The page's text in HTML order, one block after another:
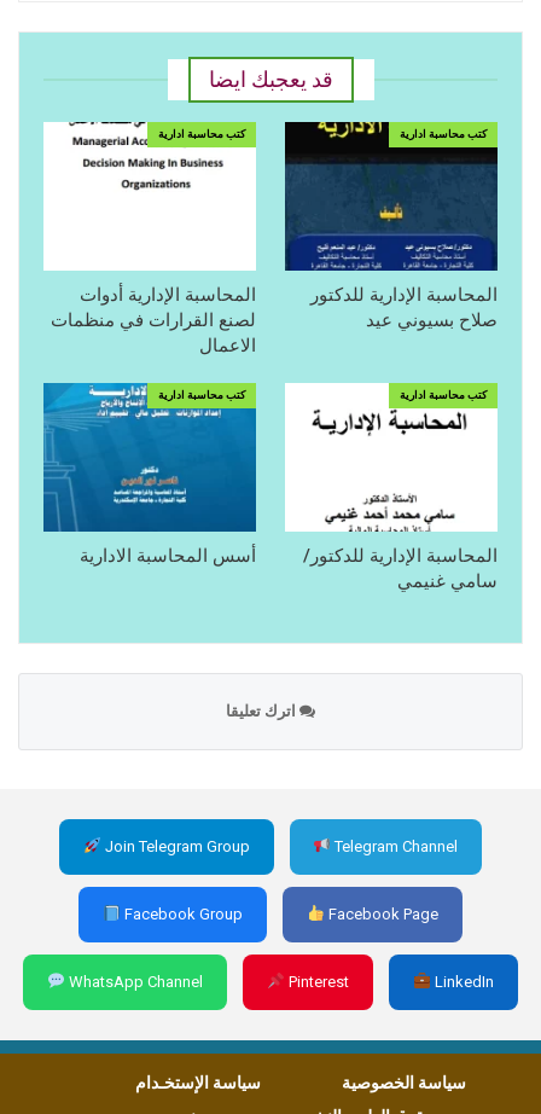
قد يعجبك ايضا
كتب محاسبة ادارية
المحاسبة الإدارية للدكتور
صلاح بسيوني عيد
كتب محاسبة ادارية
المحاسبة الإدارية أدوات
لصنع القرارات في منظمات
الاعمال
كتب محاسبة ادارية
المحاسبة الإدارية للدكتور/
سامي غنيمي
كتب محاسبة ادارية
أسس المحاسبة الادارية
اترك تعليقا
Join Telegram Group Telegram Channel
Facebook Group Facebook Page
WhatsApp Channel Pinterest LinkedIn
سياسة الخصوصية
سياسة الإستخـدام